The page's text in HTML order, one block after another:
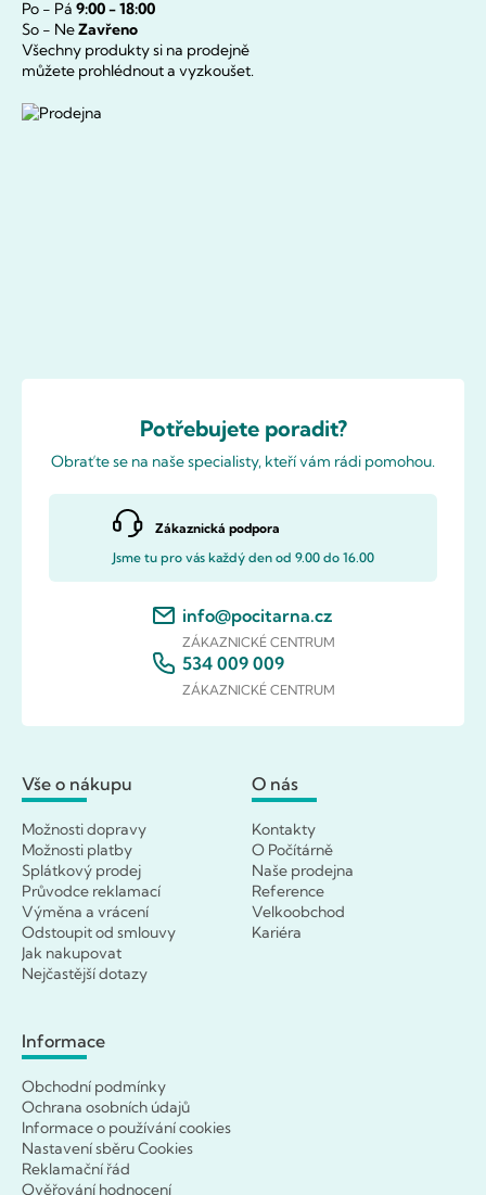
Po - Pá 9:00 - 18:00
So - NeZavřeno
Všechny produkty si na prodejně
můžete prohlédnout a vyzkoušet.
Potřebujete poradit?
Obraťte se na naše specialisty, kteří vám rádi pomohou.
Zákaznická podpora
Jsme tu pro vás každý den od 9.00 do 16.00
info@pocitarna.cz
ZÁKAZNICKÉ CENTRUM
534 009 009
ZÁKAZNICKÉ CENTRUM
Vše o nákupu
Možnosti dopravy
Možnosti platby
Splátkový prodej
Průvodce reklamací
Výměna a vrácení
Odstoupit od smlouvy
Jak nakupovat
Nejčastější dotazy
O nás
Kontakty
O Počítárně
Naše prodejna
Reference
Velkoobchod
Kariéra
Informace
Obchodní podmínky
Ochrana osobních údajů
Informace o používání cookies
Nastavení sběru Cookies
Reklamační řád
Ověřování hodnocení